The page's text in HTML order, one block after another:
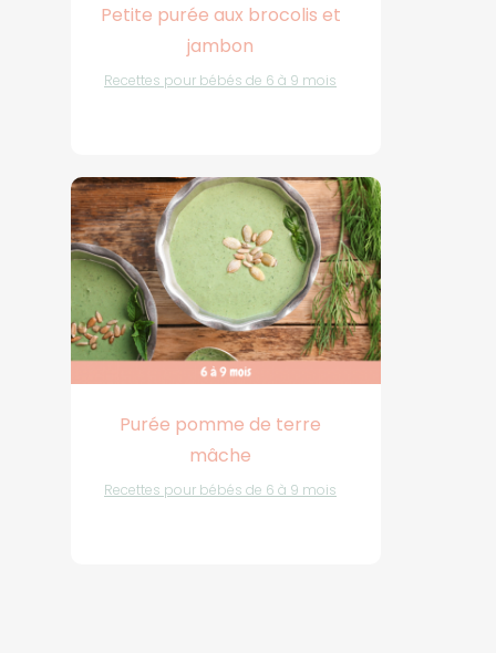
Petite purée aux brocolis et
jambon
Recettes pour bébés de 6 à 9 mois
Purée pomme de terre
mâche
Recettes pour bébés de 6 à 9 mois